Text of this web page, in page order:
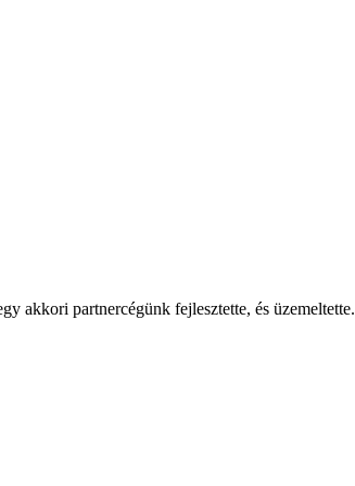
akkori partnercégünk fejlesztette, és üzemeltette.